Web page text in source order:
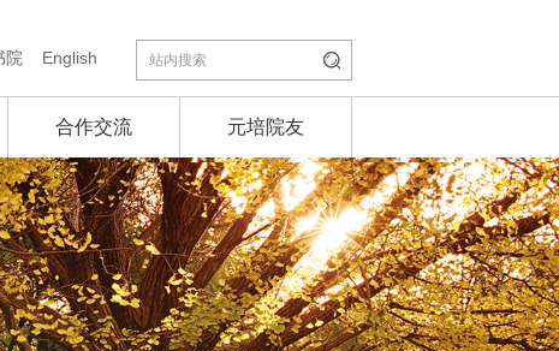
院 English
合作交流 元培院友